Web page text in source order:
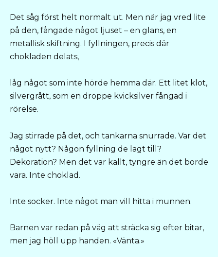
Det såg först helt normalt ut. Men när jag vred lite
på den, fångade något ljuset – en glans, en
metallisk skiftning. I fyllningen, precis där
chokladen delats,
låg något som inte hörde hemma där. Ett litet klot,
silvergrått, som en droppe kvicksilver fångad i
rörelse.
Jag stirrade på det, och tankarna snurrade. Var det
något nytt? Någon fyllning de lagt till?
Dekoration? Men det var kallt, tyngre än det borde
vara. Inte choklad.
Inte socker. Inte något man vill hitta i munnen.
Barnen var redan på väg att sträcka sig efter bitar,
men jag höll upp handen. «Vänta.»